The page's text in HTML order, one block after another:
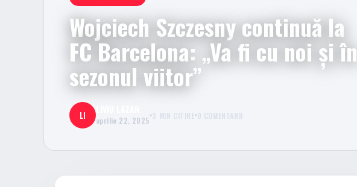
Wojciech Szczesny continuă la
FC Barcelona: „Va fi cu noi și în
sezonul viitor”
LI aprilie 22, 2025 3 MIN CITIRE 0 COMENTARII